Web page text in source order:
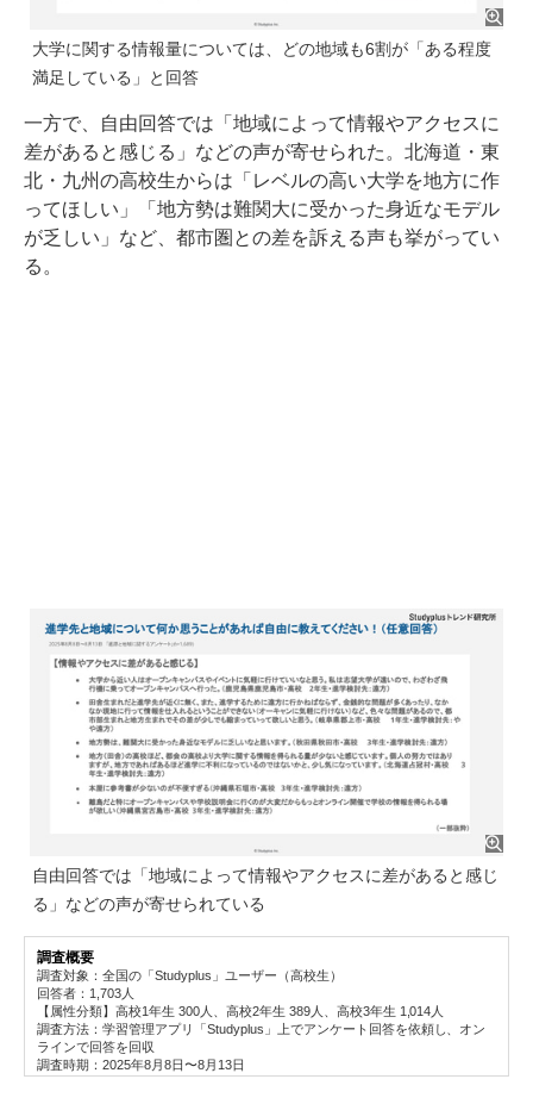
大学に関する情報量については、どの地域も6割が「ある程度
満足している」と回答
一方で、自由回答では「地域によって情報やアクセスに
差があると感じる」などの声が寄せられた。北海道・東
北・九州の高校生からは「レベルの高い大学を地方に作
ってほしい」「地方勢は難関大に受かった身近なモデル
が乏しい」など、都市圏との差を訴える声も挙がってい
る。
自由回答では「地域によって情報やアクセスに差があると感じ
る」などの声が寄せられている
調査概要
調査対象：全国の「Studyplus」ユーザー（高校生）
回答者：1,703人
【属性分類】高校1年生 300人、高校2年生 389人、高校3年生 1,014人
調査方法：学習管理アプリ「Studyplus」上でアンケート回答を依頼し、オン
ラインで回答を回収
調査時期：2025年8月8日〜8月13日